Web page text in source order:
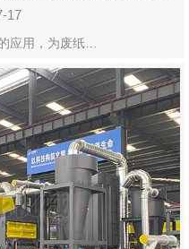
17
应用，为废纸…